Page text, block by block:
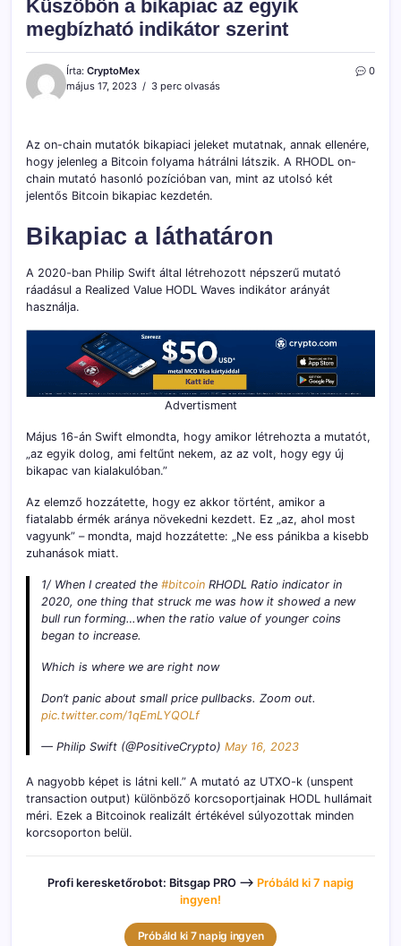
Küszöbön a bikapiac az egyik
megbízható indikátor szerint
Írta: CryptoMex
május 17, 2023
3 perc olvasás
0
Az on-chain mutatók bikapiaci jeleket mutatnak, annak ellenére,
hogy jelenleg a Bitcoin folyama hátrálni látszik. A RHODL on-
chain mutató hasonló pozícióban van, mint az utolsó két
jelentős Bitcoin bikapiac kezdetén.
Bikapiac a láthatáron
A 2020-ban Philip Swift által létrehozott népszerű mutató
ráadásul a Realized Value HODL Waves indikátor arányát
használja.
Advertisment
Május 16-án Swift elmondta, hogy amikor létrehozta a mutatót,
„az egyik dolog, ami feltűnt nekem, az az volt, hogy egy új
bikapac van kialakulóban.”
Az elemző hozzátette, hogy ez akkor történt, amikor a
fiatalabb érmék aránya növekedni kezdett. Ez „az, ahol most
vagyunk” – mondta, majd hozzátette: „Ne ess pánikba a kisebb
zuhanások miatt.
1/ When I created the #bitcoinRHODL Ratio indicator in
2020, one thing that struck me was how it showed a new
bull run forming…when the ratio value of younger coins
began to increase.
Which is where we are right now
Don’t panic about small price pullbacks. Zoom out.
pic.twitter.com/1qEmLYQOLf
— Philip Swift (@PositiveCrypto) May 16, 2023
A nagyobb képet is látni kell.” A mutató az UTXO-k (unspent
transaction output) különböző korcsoportjainak HODL hullámait
méri. Ezek a Bitcoinok realizált értékével súlyozottak minden
korcsoporton belül.
Profi keresketőrobot: Bitsgap PRO –> Próbáld ki 7 napig
ingyen!
Próbáld ki 7 napig ingyen